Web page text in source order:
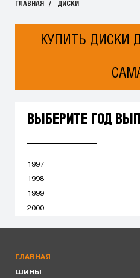
ГЛАВНАЯ ДИСКИ
КУПИТЬ ДИСКИ
ВЫБЕРИТЕ ГОД
1997
1998
1999
2000
ГЛАВНАЯ
ШИНЫ